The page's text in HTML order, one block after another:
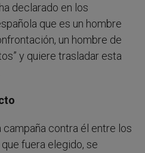
declarado en los
que es un hombre
un hombre de
y quiere trasladar esta
contra él entre los
fuera elegido, se